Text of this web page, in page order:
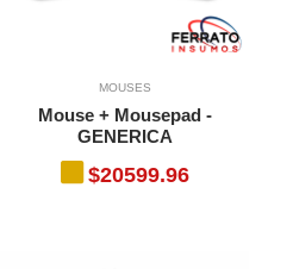
MOUSES
Mouse + Mousepad -
GENERICA
$20599.96